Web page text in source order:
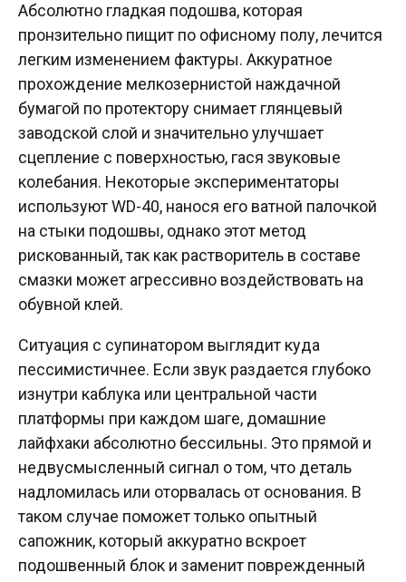
Абсолютно гладкая подошва, которая
пронзительно пищит по офисному полу, лечится
легким изменением фактуры. Аккуратное
прохождение мелкозернистой наждачной
бумагой по протектору снимает глянцевый
заводской слой и значительно улучшает
сцепление с поверхностью, гася звуковые
колебания. Некоторые экспериментаторы
используют WD-40, нанося его ватной палочкой
на стыки подошвы, однако этот метод
рискованный, так как растворитель в составе
смазки может агрессивно воздействовать на
обувной клей.
Ситуация с супинатором выглядит куда
пессимистичнее. Если звук раздается глубоко
изнутри каблука или центральной части
платформы при каждом шаге, домашние
лайфхаки абсолютно бессильны. Это прямой и
недвусмысленный сигнал о том, что деталь
надломилась или оторвалась от основания. В
таком случае поможет только опытный
сапожник, который аккуратно вскроет
подошвенный блок и заменит поврежденный